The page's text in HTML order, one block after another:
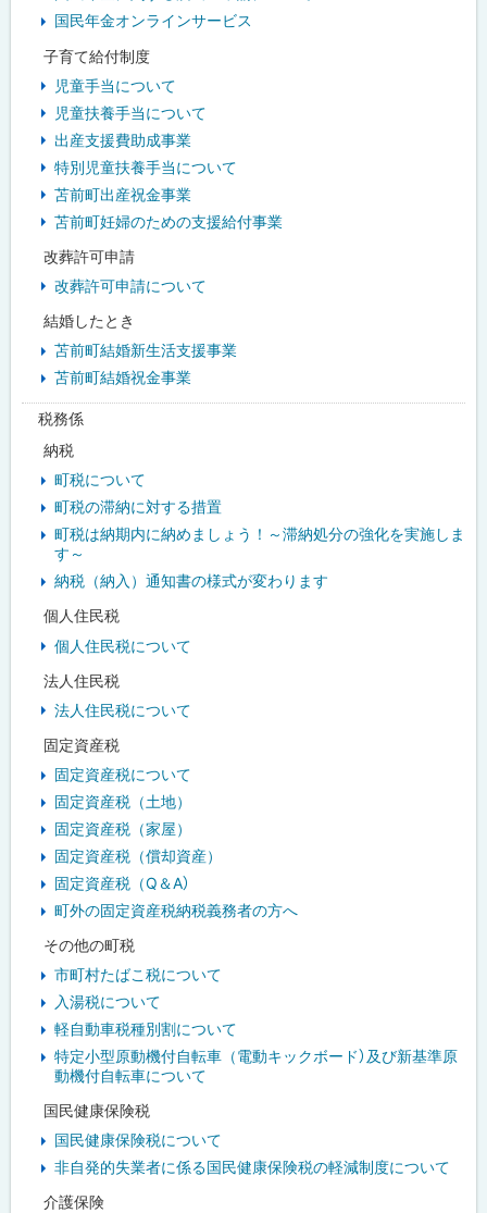
国民年金オンラインサービス
子育て給付制度
児童手当について
児童扶養手当について
出産支援費助成事業
特別児童扶養手当について
苫前町出産祝金事業
苫前町妊婦のための支援給付事業
改葬許可申請
改葬許可申請について
結婚したとき
苫前町結婚新生活支援事業
苫前町結婚祝金事業
税務係
納税
町税について
町税の滞納に対する措置
町税は納期内に納めましょう！～滞納処分の強化を実施しま
す～
納税（納入）通知書の様式が変わります
個人住民税
個人住民税について
法人住民税
法人住民税について
固定資産税
固定資産税について
固定資産税（土地）
固定資産税（家屋）
固定資産税（償却資産）
固定資産税（Q＆A）
町外の固定資産税納税義務者の方へ
その他の町税
市町村たばこ税について
入湯税について
軽自動車税種別割について
特定小型原動機付自転車（電動キックボード）及び新基準原
動機付自転車について
国民健康保険税
国民健康保険税について
非自発的失業者に係る国民健康保険税の軽減制度について
介護保険